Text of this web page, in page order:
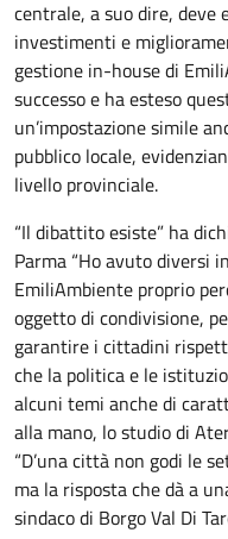
centrale, a suo dire, deve
investimenti e
gestione in-house di
successo e ha esteso
un’impostazione simile
pubblico locale,
livello provinciale.
“Il dibattito esiste” ha
Parma “Ho avuto diversi
EmiliAmbiente proprio
oggetto di condivisione,
garantire i cittadini
che la politica e le
alcuni temi anche di
alla mano, lo studio di
“D’una città non godi le
ma la risposta che dà a
sindaco di Borgo Val Di